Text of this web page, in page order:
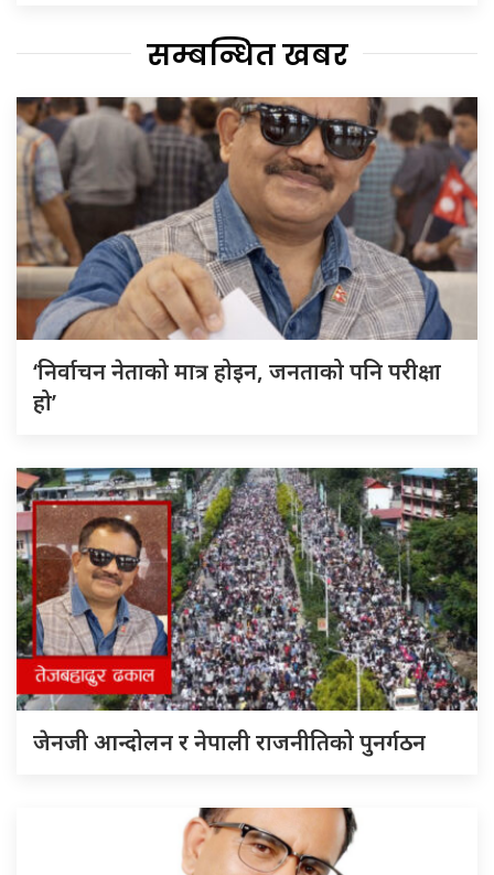
सम्बन्धित खबर
‘निर्वाचन नेताको मात्र होइन, जनताको पनि परीक्षा
हो’
जेनजी आन्दोलन र नेपाली राजनीतिको पुनर्गठन